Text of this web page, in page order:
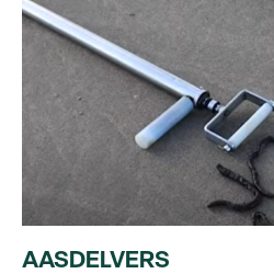
AASDELVERS